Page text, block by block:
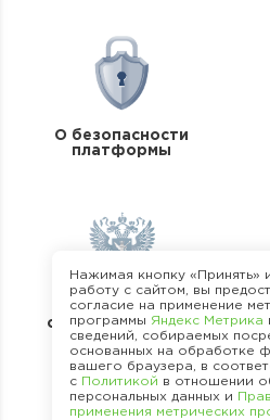
О безопасности
платформы
В реестре
операторов перс.
данных
Нажимая кнопку «Принять»
работу с сайтом, вы
согласие на применение
программы Яндекс Метрика
сведений, собираемых
основанных на обработке
вашего браузера, в
с Политикой в отношении
персональных данных и
применения метрических